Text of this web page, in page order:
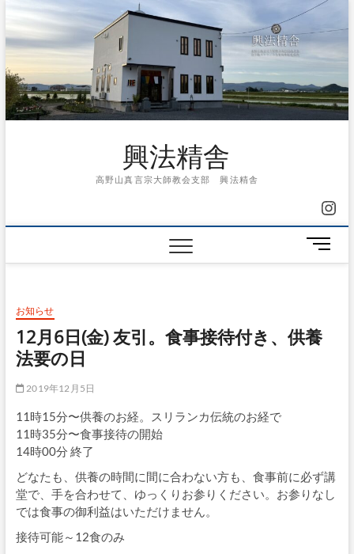
content
興法精舎
高野山真言宗大師教会支部 興法精舎
メ
ニ
タ
ン
お知らせ
12月6日(金) 友引。食事接待付き、供養
法要の日
2019年12月5日
11時15分〜供養のお経。スリランカ伝統のお経で
11時35分〜食事接待の開始
14時00分 終了
どなたも、供養の時間に間に合わない方も、食事前に必ず講
堂で、手を合わせて、ゆっくりお参りください。お参りなし
では食事の御利益はいただけません。
接待可能～12食のみ